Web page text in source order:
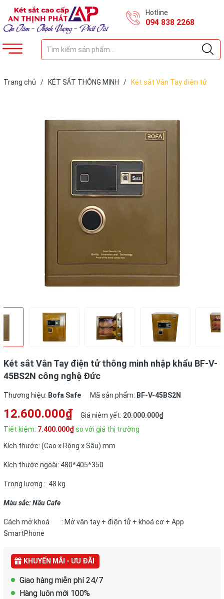
Hotline
094 838 2268
Trang chủ / KÉT SẮT THÔNG MINH /
Két sắt Vân Tay điện tử
Két sắt Vân Tay điện tử thông minh nhập khẩu BF-V-
45BS2N công nghệ Đức
Thương hiệu: Bofa Safe Mã sản phẩm: BF-V-45BS2N
12.600.000₫ Giá niêm yết: 20.000.000₫
Tiết kiệm: 7.400.000₫so với giá thị trường
Kích thước: (Cao x Rộng x Sâu) mm
Kích thước ngoài: 480*405*350
Trọng lượng : 48 kg
Màu sắc: Nâu Cafe
Cách mở khoá : Mở vân tay + điện tử + khoá cơ + App
SmartPhone
KHUYẾN MÃI - ƯU ĐÃI
Giao hàng miễn phí 24/7
Hàng luôn mới 100%